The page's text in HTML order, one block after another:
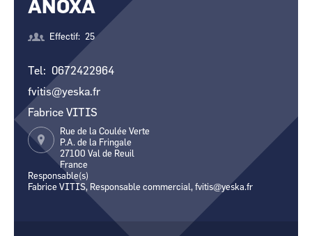
CCI Business
Pays de la Loire
CCI Business
CCI Business
Pays de la Loire
ANOXA
Effectif 25
Tel
0672422964
fvitis@yeska.fr
Fabrice VITIS
Rue de la Coulée Verte
P.A. de la Fringale
27100 Val de Reuil
France
Responsable(s)
Fabrice VITIS, Responsable commercial, fvitis@yeska.fr